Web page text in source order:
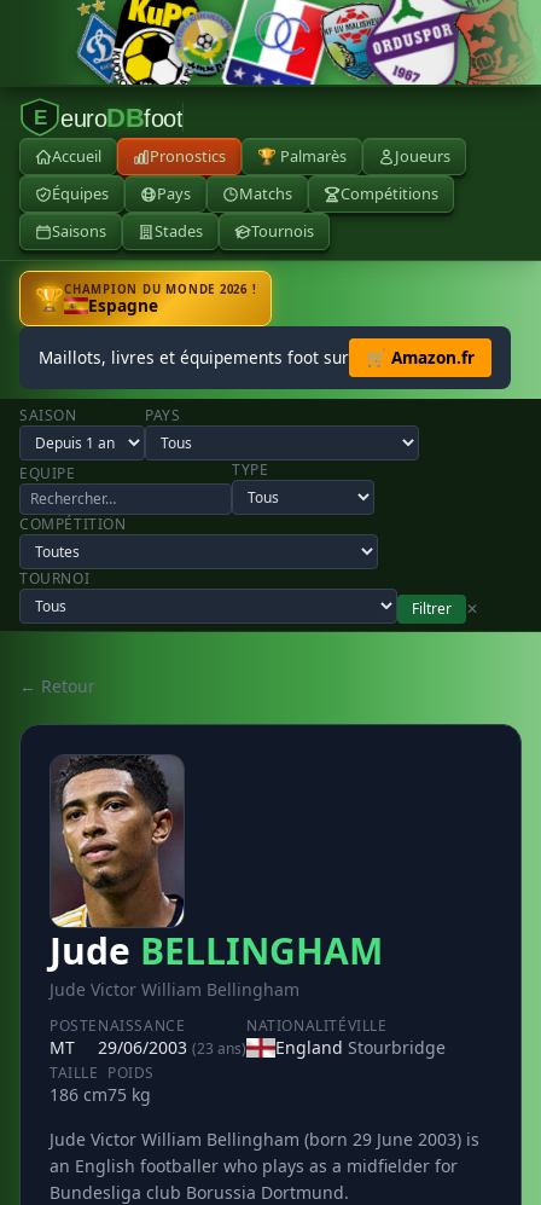
E euroDBfoot
Accueil Pronostics 🏆 Palmarès
Joueurs
Équipes
Pays Matchs
Compétitions
Saisons
Stades Tournois
🏆CHAMPION DU MONDE 2026 !
Espagne
Maillots, livres et équipements foot sur 🛒 Amazon.fr
SAISON PAYS
EQUIPE TYPE
COMPÉTITION
TOURNOI
Filtrer
✕
← Retour
Jude BELLINGHAM
Jude Victor William Bellingham
POSTE
MT
NAISSANCE
29/06/2003 (23 ans)
NATIONALITÉ
England
VILLE
Stourbridge
TAILLE
186 cm
POIDS
75 kg
Jude Victor William Bellingham (born 29 June 2003) is
an English footballer who plays as a midfielder for
Bundesliga club Borussia Dortmund.